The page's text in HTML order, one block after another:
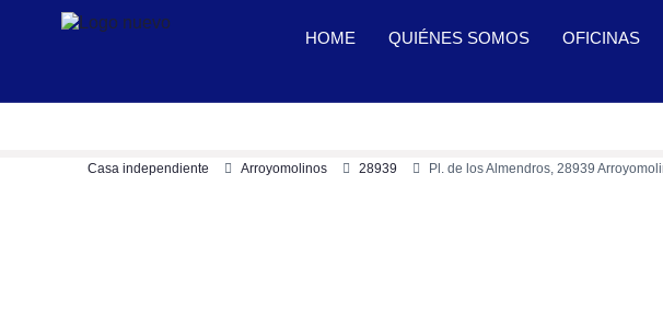
HOME QUIÉNES SOMOS OFICINAS
Casa independiente Arroyomolinos 28939 Pl. de los Almendros, 28939